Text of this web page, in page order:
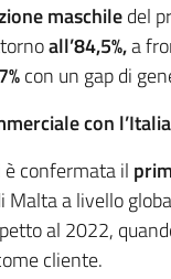
maschiledel
all’84,5%,a
con un gap di
con l’Italia
è confermata il
Malta a livello
al 2022,
cliente.